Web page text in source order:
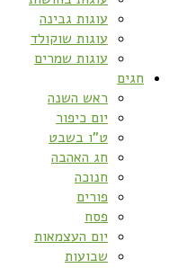
עוגות גבינה
עוגות שוקולד
עוגות שמרים
חגים
ראש השנה
יום כיפור
ט”ו בשבט
חג האהבה
חנוכה
פורים
פסח
יום העצמאות
שבועות